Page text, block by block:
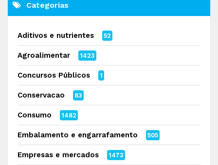
Categorias
Aditivos e nutrientes 52
Agroalimentar 1423
Concursos Públicos 1
Conservacao 83
Consumo 1482
Embalamento e engarrafamento 505
Empresas e mercados 1473